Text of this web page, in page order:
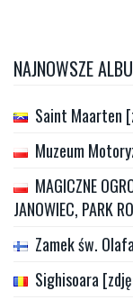
NAJNOWSZE
Saint Maarten
Muzeum
MAGICZNE
JANOWIEC, PARK
Zamek św.
Sighisoara